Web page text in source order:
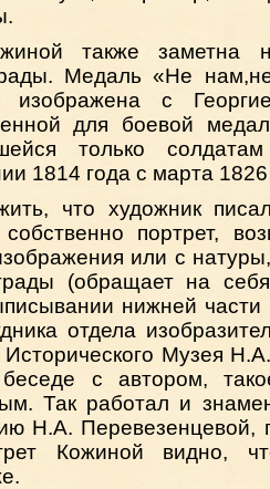
также заметна
Медаль «Не
с
для боевой
только
1814 года с марта 1826
что художник
портрет,
или с
(обращает на
нижней части
отдела
Исторического Музея
с автором,
Так работал и
Н.А. Перевезенцевой,
Кожиной видно,